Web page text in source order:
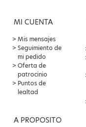
MI CUENTA
Mis mensajes
Seguimiento de
mi pedido
Oferta de
patrocinio
Puntos de
lealtad
A PROPOSITO